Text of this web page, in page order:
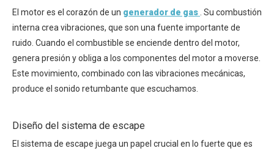
El motor es el corazón de un generador de gas . Su combustión
interna crea vibraciones, que son una fuente importante de
ruido. Cuando el combustible se enciende dentro del motor,
genera presión y obliga a los componentes del motor a moverse.
Este movimiento, combinado con las vibraciones mecánicas,
produce el sonido retumbante que escuchamos.
Diseño del sistema de escape
El sistema de escape juega un papel crucial en lo fuerte que es